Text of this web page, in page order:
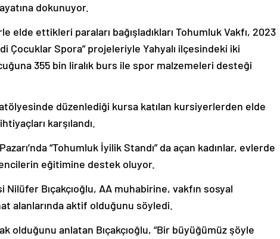
dokunuyor.
elde ettikleri paraları bağışladıkları Tohumluk Vakfı, 2023
Çocuklar Spora” projeleriyle Yahyalı ilçesindeki iki
355 bin liralık burs ile spor malzemeleri desteği
düzenlediği kursa katılan kursiyerlerden elde
karşılandı.
“Tohumluk İyilik Standı” da açan kadınlar, evlerde
eğitimine destek oluyor.
Bıçakçıoğlu, AA muhabirine, vakfın sosyal
alanlarında aktif olduğunu söyledi.
olduğunu anlatan Bıçakçıoğlu, “Bir büyüğümüz şöyle